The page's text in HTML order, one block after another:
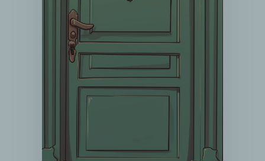
Passwort und weiteren Faktoren
wie biometrischen Daten oder
Mobilgeräten verwendet, um
sicherzustellen, dass nur
autorisierte Benutzer auf Ihre
Konten zugreifen können.
Verhindern Sie Datendiebstahl
unserer Multi-Faktor-